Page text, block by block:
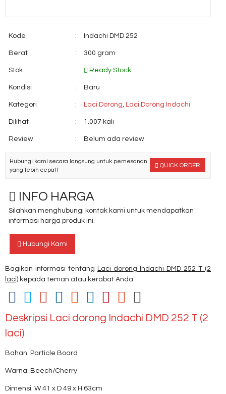
Kode : Indachi DMD 252
Berat : 300 gram
Stok : Ready Stock
Kondisi : Baru
Kategori : Laci Dorong, Laci Dorong Indachi
Dilihat : 1.007 kali
Review : Belum ada review
QUICK ORDER
Hubungi kami secara langsung untuk pemesanan
yang lebih cepat!
INFO HARGA
Silahkan menghubungi kontak kami untuk mendapatkan
informasi harga produk ini.
Hubungi Kami
Bagikan informasi tentang Laci dorong Indachi DMD 252 T (2
laci) kepada teman atau kerabat Anda.
Deskripsi Laci dorong Indachi DMD 252 T (2
laci)
Bahan: Particle Board
Warna: Beech/Cherry
Dimensi: W 41 x D 49 x H 63cm